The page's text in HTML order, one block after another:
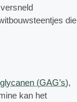
die
(GAG’s),
kan het